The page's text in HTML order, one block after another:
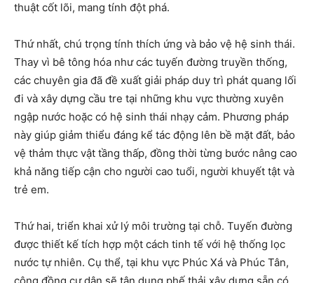
thuật cốt lõi, mang tính đột phá.
Thứ nhất, chú trọng tính thích ứng và bảo vệ hệ sinh thái.
Thay vì bê tông hóa như các tuyến đường truyền thống,
các chuyên gia đã đề xuất giải pháp duy trì phát quang lối
đi và xây dựng cầu tre tại những khu vực thường xuyên
ngập nước hoặc có hệ sinh thái nhạy cảm. Phương pháp
này giúp giảm thiểu đáng kể tác động lên bề mặt đất, bảo
vệ thảm thực vật tầng thấp, đồng thời từng bước nâng cao
khả năng tiếp cận cho người cao tuổi, người khuyết tật và
trẻ em.
Thứ hai, triển khai xử lý môi trường tại chỗ. Tuyến đường
được thiết kế tích hợp một cách tinh tế với hệ thống lọc
nước tự nhiên. Cụ thể, tại khu vực Phúc Xá và Phúc Tân,